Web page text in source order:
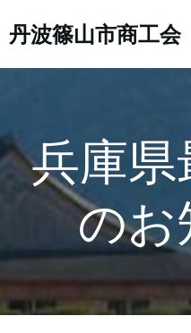
丹波篠山市商工会
兵庫
のお